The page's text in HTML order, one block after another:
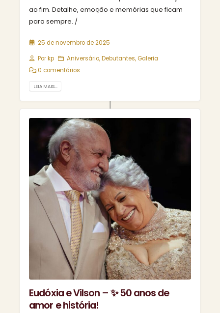
ao fim. Detalhe, emoção e memórias que ficam
para sempre. /
25 de novembro de 2025
Porkp Aniversário,Debutantes,Galeria
0 comentários
LEIA MAIS...
Eudóxia e Vilson – ✨ 50 anos de
amor e história!